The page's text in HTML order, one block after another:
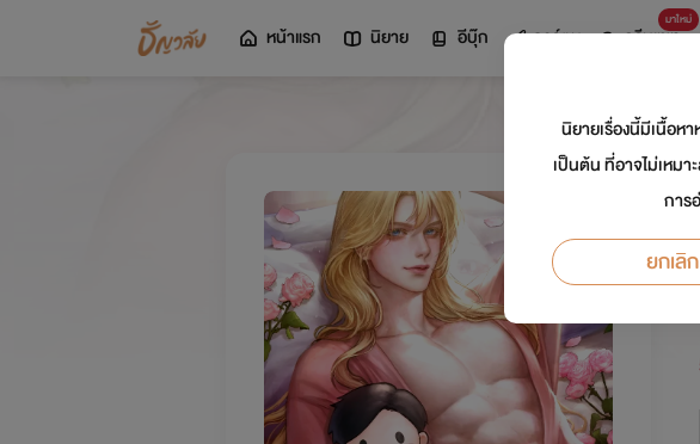
หน้าแรก นิยาย อีบุ๊ก การ์ตูน
มาใหม่
ดรีมแชท
นิยายเรื่องนี้มีเนื้อห
เป็นต้น ที่อาจไม่เหม
การ
ยกเลิก